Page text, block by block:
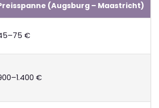
(Augsburg – Maastricht)
€
€